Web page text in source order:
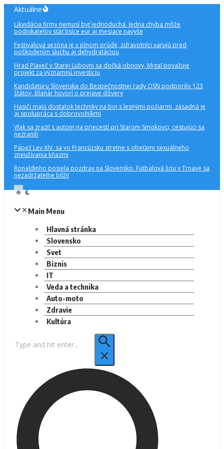
Preskočiť
obsah
Aktuálne
Likvidácia firmy nemusí byť jednoduchá. Jedna chyba môže
podnikateľov stáť tisíce eur aj mesiace navyše
Festivalová sezóna je v plnom prúde, zdravotníci varujú pred
poškodením sluchu aj dehydratáciou
Hrad Plaveč v Starej Ľubovni sa dočká obnovy, Migaľ považuje
projekt za významnú investíciu
Kandidatúru Slovenska do Bezpečnostnej rady OSN podporilo 123
štátov, Blanár hovorí o prejave dôvery
Hasiči majú dostatok techniky na boj s lesnými požiarmi, zásadná je
aj spolupráca s dobrovoľníkmi
Vlak sa zrazil s autom na priecestí pri Starom Smokovci, cestujúci sa
nezranili
Pápež Lev XIV. sa vo Francúzsku stretne s obeťami sexuálneho
zneužívania kňazmi
Ronaldinho posiela pozdrav na Slovensko. Futbalová šou v Trnave sa
nezadržateľne blíži!
Main Menu
Hlavná stránka
Slovensko
Svet
Biznis
IT
Veda a technika
Auto-moto
Zdravie
Kultúra